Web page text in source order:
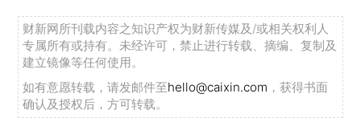
财新网所刊载内容之知识产权为财新传媒及/或相关权利人
专属所有或持有。未经许可，禁止进行转载、摘编、复制及
建立镜像等任何使用。
如有意愿转载，请发邮件至hello@caixin.com ，获得书面
确认及授权后，方可转载。